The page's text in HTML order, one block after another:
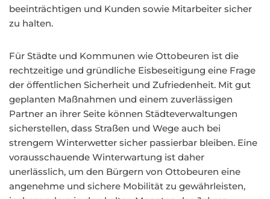
beeinträchtigen und Kunden sowie Mitarbeiter sicher
zu halten.
Für Städte und Kommunen wie Ottobeuren ist die
rechtzeitige und gründliche Eisbeseitigung eine Frage
der öffentlichen Sicherheit und Zufriedenheit. Mit gut
geplanten Maßnahmen und einem zuverlässigen
Partner an ihrer Seite können Städteverwaltungen
sicherstellen, dass Straßen und Wege auch bei
strengem Winterwetter sicher passierbar bleiben. Eine
vorausschauende Winterwartung ist daher
unerlässlich, um den Bürgern von Ottobeuren eine
angenehme und sichere Mobilität zu gewährleisten,